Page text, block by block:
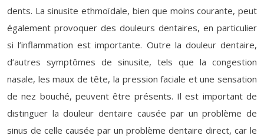
dents. La sinusite ethmoïdale, bien que moins courante, peut
également provoquer des douleurs dentaires, en particulier
si l’inflammation est importante. Outre la douleur dentaire,
d’autres symptômes de sinusite, tels que la congestion
nasale, les maux de tête, la pression faciale et une sensation
de nez bouché, peuvent être présents. Il est important de
distinguer la douleur dentaire causée par un problème de
sinus de celle causée par un problème dentaire direct, car le